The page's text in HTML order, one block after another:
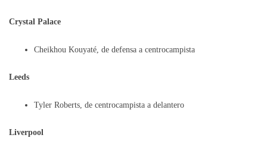
Crystal Palace
Cheikhou Kouyaté, de defensa a centrocampista
Leeds
Tyler Roberts, de centrocampista a delantero
Liverpool